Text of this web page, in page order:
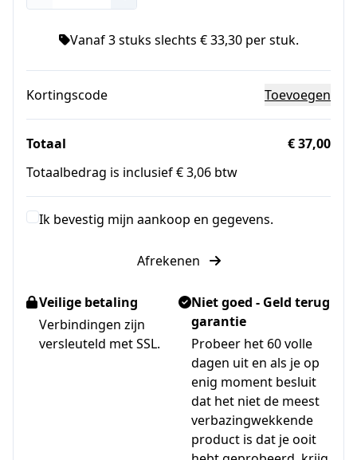
Vanaf 3 stuks slechts € 33,30 per stuk.
Kortingscode Toevoegen
Totaal
€ 37,00
Totaalbedrag is inclusief € 3,06 btw
Ik bevestig mijn aankoop en gegevens.
Afrekenen
Veilige betaling
Verbindingen zijn
versleuteld met SSL.
Niet goed - Geld terug
garantie
Probeer het 60 volle
dagen uit en als je op
enig moment besluit
dat het niet de meest
verbazingwekkende
product is dat je ooit